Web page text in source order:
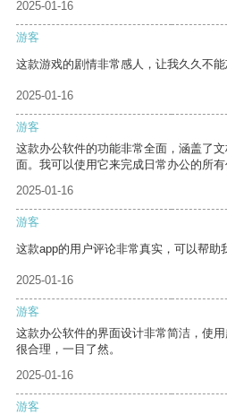
2025-01-16
游客
这款游戏的剧情非常感人，让我久久不能
2025-01-16
游客
这款办公软件的功能非常全面，涵盖了
面。我可以使用它来完成日常办公的所有
2025-01-16
游客
这款app的用户评论非常真实，可以帮助
2025-01-16
游客
这款办公软件的界面设计非常简洁，使
很合理，一目了然。
2025-01-16
游客